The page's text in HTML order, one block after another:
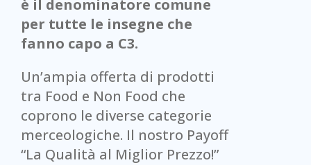
è il denominatore comune
per tutte le insegne che
fanno capo a C3.
Un’ampia offerta di prodotti
tra Food e Non Food che
coprono le diverse categorie
merceologiche. Il nostro Payoff
“La Qualità al Miglior Prezzo!”